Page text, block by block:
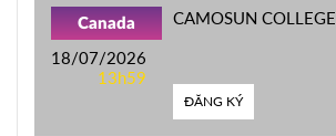
Canada
18/07/2026
13h59
CAMOSUN COLLEGE
ĐĂNG KÝ